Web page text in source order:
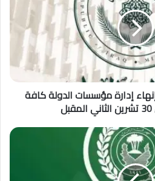
إدارة مؤسسات الدولة كافة